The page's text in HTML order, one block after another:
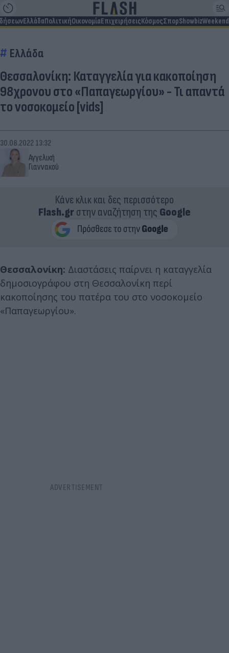
ΕλλάδαΠολιτικήΟικονομίαΕπιχειρήσειςΚόσμοςΣπορShowbizWeekend
Ελλάδα
Θεσσαλονίκη: Καταγγελία για κακοποίηση
98χρονου στο «Παπαγεωργίου» - Τι απαντά
το νοσοκομείο [vids]
Αγγελική
Γιαννακού
30.08.2022 13:32
Κάνε κλικ και δες περισσότερο
Flash.grστην αναζήτηση της Google
Θεσσαλονίκη: Διαστάσεις παίρνει η καταγγελία
δημοσιογράφου στη Θεσσαλονίκη περί
κακοποίησης του πατέρα του στο νοσοκομείο
«Παπαγεωργίου».